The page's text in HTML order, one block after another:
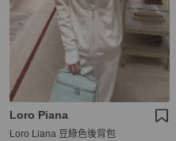
Loro Piana
Loro Liana 豆綠色後背包